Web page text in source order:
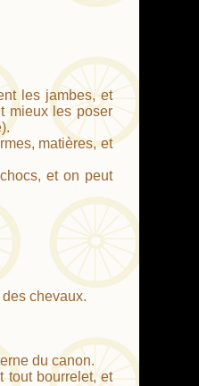
les jambes, et
mieux les poser
matières, et
et on peut
chevaux.
du canon.
tout bourrelet, et